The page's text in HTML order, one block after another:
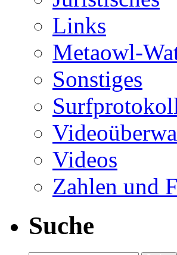
Links
Metaowl-
Sonstiges
Videos
Zahlen und
Suche